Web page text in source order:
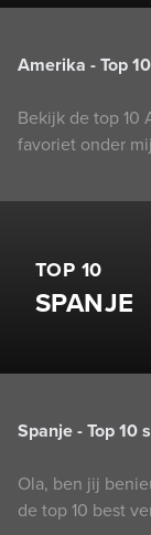
Amerika - Top
Bekijk de top 10
favoriet onder
TOP 10
SPANJE
Spanje - Top 10
Ola, ben jij
de top 10 best